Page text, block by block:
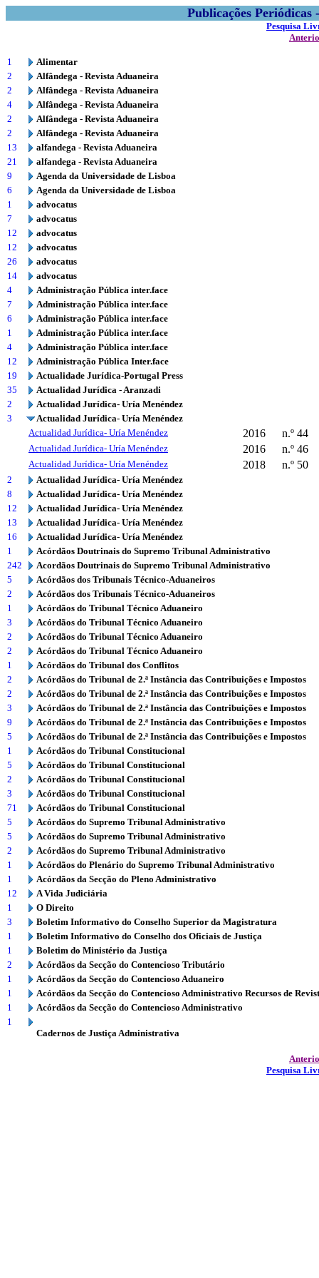
Publicações
Pesquisa
1
Alimentar
2
Alfândega - Revista Aduaneira
2
Alfândega - Revista Aduaneira
4
Alfândega - Revista Aduaneira
2
Alfândega - Revista Aduaneira
2
Alfândega - Revista Aduaneira
13
alfandega - Revista Aduaneira
21
alfandega - Revista Aduaneira
9
Agenda da Universidade de Lisboa
6
Agenda da Universidade de Lisboa
1
advocatus
7
advocatus
12
advocatus
12
advocatus
26
advocatus
14
advocatus
4
Administração Pública inter.face
7
Administração Pública inter.face
6
Administração Pública inter.face
1
Administração Pública inter.face
4
Administração Pública inter.face
12
Administração Pública Inter.face
19
Actualidade Jurídica-Portugal Press
35
Actualidad Jurídica - Aranzadi
2
Actualidad Jurídica- Uría Menéndez
3
Actualidad Jurídica- Uría Menéndez
Actualidad Jurídica- Uría Menéndez
2016 n.º 44
Actualidad Jurídica- Uría Menéndez 2016 n.º 46
Actualidad Jurídica- Uría Menéndez 2018 n.º 50
2
Actualidad Jurídica- Uría Menéndez
8
Actualidad Jurídica- Uría Menéndez
12
Actualidad Jurídica- Uría Menéndez
13
Actualidad Jurídica- Uría Menéndez
16
Actualidad Jurídica- Uría Menéndez
1
Acórdãos Doutrinais do Supremo Tribunal Administrativo
242
Acordãos Doutrinais do Supremo Tribunal Administrativo
5
Acórdãos dos Tribunais Técnico-Aduaneiros
2
Acórdãos dos Tribunais Técnico-Aduaneiros
1
Acórdãos do Tribunal Técnico Aduaneiro
3
Acórdãos do Tribunal Técnico Aduaneiro
2
Acórdãos do Tribunal Técnico Aduaneiro
2
Acórdãos do Tribunal Técnico Aduaneiro
1
Acórdãos do Tribunal dos Conflitos
2
Acórdãos do Tribunal de 2.ª Instância das Contribuições e Impostos
2
Acórdãos do Tribunal de 2.ª Instância das Contribuições e Impostos
3
Acórdãos do Tribunal de 2.ª Instância das Contribuições e Impostos
9
Acórdãos do Tribunal de 2.ª Instância das Contribuições e Impostos
5
Acórdãos do Tribunal de 2.ª Instância das Contribuições e Impostos
1
Acórdãos do Tribunal Constitucional
5
Acórdãos do Tribunal Constitucional
2
Acórdãos do Tribunal Constitucional
3
Acórdãos do Tribunal Constitucional
71
Acórdãos do Tribunal Constitucional
5
Acórdãos do Supremo Tribunal Administrativo
5
Acórdãos do Supremo Tribunal Administrativo
2
Acórdãos do Supremo Tribunal Administrativo
1
Acórdãos do Plenário do Supremo Tribunal Administrativo
1
Acórdãos da Secção do Pleno Administrativo
12
A Vida Judiciária
1
O Direito
3
Boletim Informativo do Conselho Superior da Magistratura
1
Boletim Informativo do Conselho dos Oficiais de Justiça
1
Boletim do Ministério da Justiça
2
Acórdãos da Secção do Contencioso Tributário
1
Acórdãos da Secção do Contencioso Aduaneiro
1
Acórdãos da Secção do Contencioso Administrativo Recursos de
1
Acórdãos da Secção do Contencioso Administrativo
1
Cadernos de Justiça Administrativa
Pesquisa